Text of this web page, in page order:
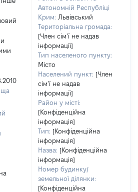
Автономній Республіці
Крим: Львівський
Територіальна громада:
[Член сімʼї не надав
інформації]
Тип населеного пункту:
Місто
Населений пункт: [Член
сімʼї не надав
інформації]
Район у місті:
[Конфіденційна
інформація]
Тип: [Конфіденційна
інформація]
Назва: [Конфіденційна
інформація]
Номер будинку/
земельної ділянки:
[Конфіденційна